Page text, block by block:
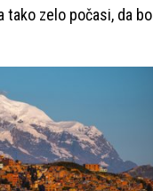
tako zelo počasi, da bo